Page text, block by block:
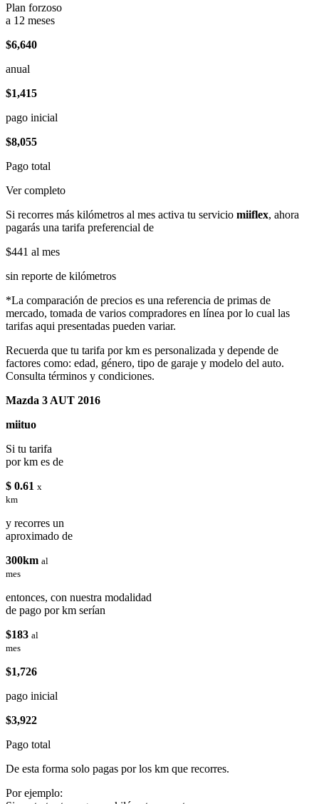
Plan forzoso
a 12 meses
$6,640
anual
$1,415
pago inicial
$8,055
Pago total
Ver completo
Si recorres más kilómetros al mes activa tu servicio miiflex, ahora
pagarás una tarifa preferencial de
$441 al mes
sin reporte de kilómetros
*La comparación de precios es una referencia de primas de
mercado, tomada de varios compradores en línea por lo cual las
tarifas aqui presentadas pueden variar.
Recuerda que tu tarifa por km es personalizada y depende de
factores como: edad, género, tipo de garaje y modelo del auto.
Consulta términos y condiciones.
Mazda 3 AUT 2016
miituo
Si tu tarifa
por km es de
$ 0.61 x
km
y recorres un
aproximado de
300km al
mes
entonces, con nuestra modalidad
de pago por km serían
$183 al
mes
$1,726
pago inicial
$3,922
Pago total
De esta forma solo pagas por los km que recorres.
Por ejemplo: